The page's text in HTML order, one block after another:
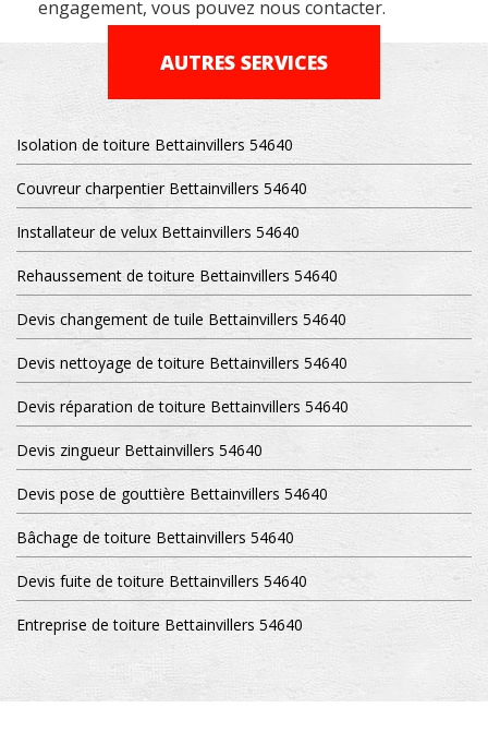
engagement, vous pouvez nous contacter.
AUTRES SERVICES
Isolation de toiture Bettainvillers 54640
Couvreur charpentier Bettainvillers 54640
Installateur de velux Bettainvillers 54640
Rehaussement de toiture Bettainvillers 54640
Devis changement de tuile Bettainvillers 54640
Devis nettoyage de toiture Bettainvillers 54640
Devis réparation de toiture Bettainvillers 54640
Devis zingueur Bettainvillers 54640
Devis pose de gouttière Bettainvillers 54640
Bâchage de toiture Bettainvillers 54640
Devis fuite de toiture Bettainvillers 54640
Entreprise de toiture Bettainvillers 54640